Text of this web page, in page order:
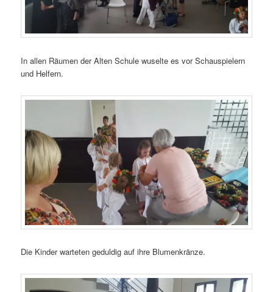
In allen Räumen der Alten Schule wuselte es vor Schauspielern
und Helfern.
Die Kinder warteten geduldig auf ihre Blumenkränze.